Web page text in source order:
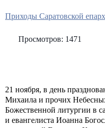
Приходы Саратовской
Просмотров: 1471
21 ноября, в день
Михаила и прочих
Божественной литургии в
и евангелиста Иоанна